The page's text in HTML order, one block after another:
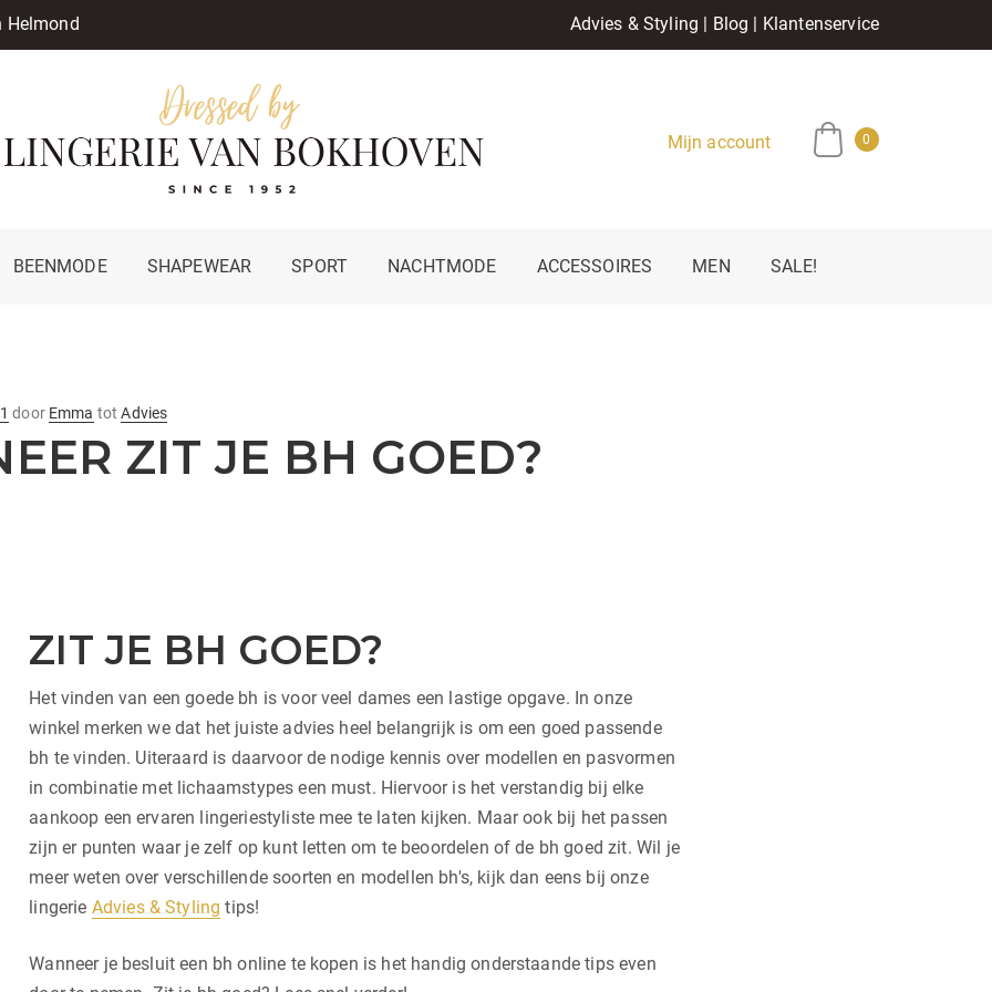
Helmond Advies & Styling | Blog | Klantenservice
Mijn account 0
BEENMODE SHAPEWEAR SPORT NACHTMODE ACCESSOIRES MEN SALE!
door Emma totAdvies
ZIT JE BH GOED?
ZIT JE BH GOED?
Het vinden van een goede bh is voor veel dames een lastige opgave. In onze
winkel merken we dat het juiste advies heel belangrijk is om een goed passende
bh te vinden. Uiteraard is daarvoor de nodige kennis over modellen en pasvormen
in combinatie met lichaamstypes een must. Hiervoor is het verstandig bij elke
aankoop een ervaren lingeriestyliste mee te laten kijken. Maar ook bij het passen
zijn er punten waar je zelf op kunt letten om te beoordelen of de bh goed zit. Wil je
meer weten over verschillende soorten en modellen bh's, kijk dan eens bij onze
lingerie Advies & Styling tips!
Wanneer je besluit een bh online te kopen is het handig onderstaande tips even